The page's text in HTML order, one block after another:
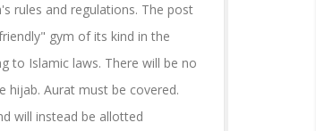
rules and regulations. The post
gym of its kind in the
to Islamic laws. There will be no
hijab. Aurat must be covered.
will instead be allotted